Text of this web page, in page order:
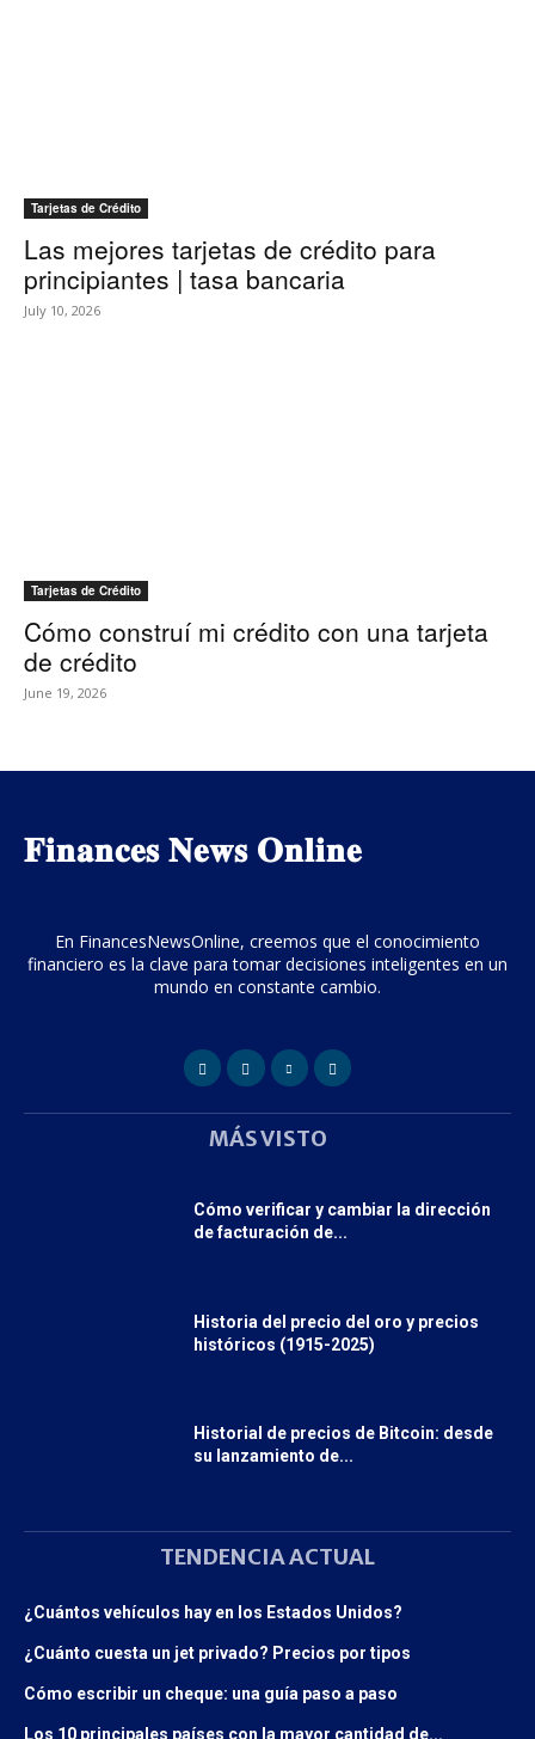
Tarjetas de Crédito
Las mejores tarjetas de crédito para
principiantes | tasa bancaria
July 10, 2026
Tarjetas de Crédito
Cómo construí mi crédito con una tarjeta
de crédito
June 19, 2026
𝐅𝐢𝐧𝐚𝐧𝐜𝐞𝐬 𝐍𝐞𝐰𝐬 𝐎𝐧𝐥𝐢𝐧𝐞
En FinancesNewsOnline, creemos que el conocimiento
financiero es la clave para tomar decisiones inteligentes en un
mundo en constante cambio.
MÁS VISTO
Cómo verificar y cambiar la dirección
de facturación de...
Historia del precio del oro y precios
históricos (1915-2025)
Historial de precios de Bitcoin: desde
su lanzamiento de...
TENDENCIA ACTUAL
¿Cuántos vehículos hay en los Estados Unidos?
¿Cuánto cuesta un jet privado? Precios por tipos
Cómo escribir un cheque: una guía paso a paso
Los 10 principales países con la mayor cantidad de...